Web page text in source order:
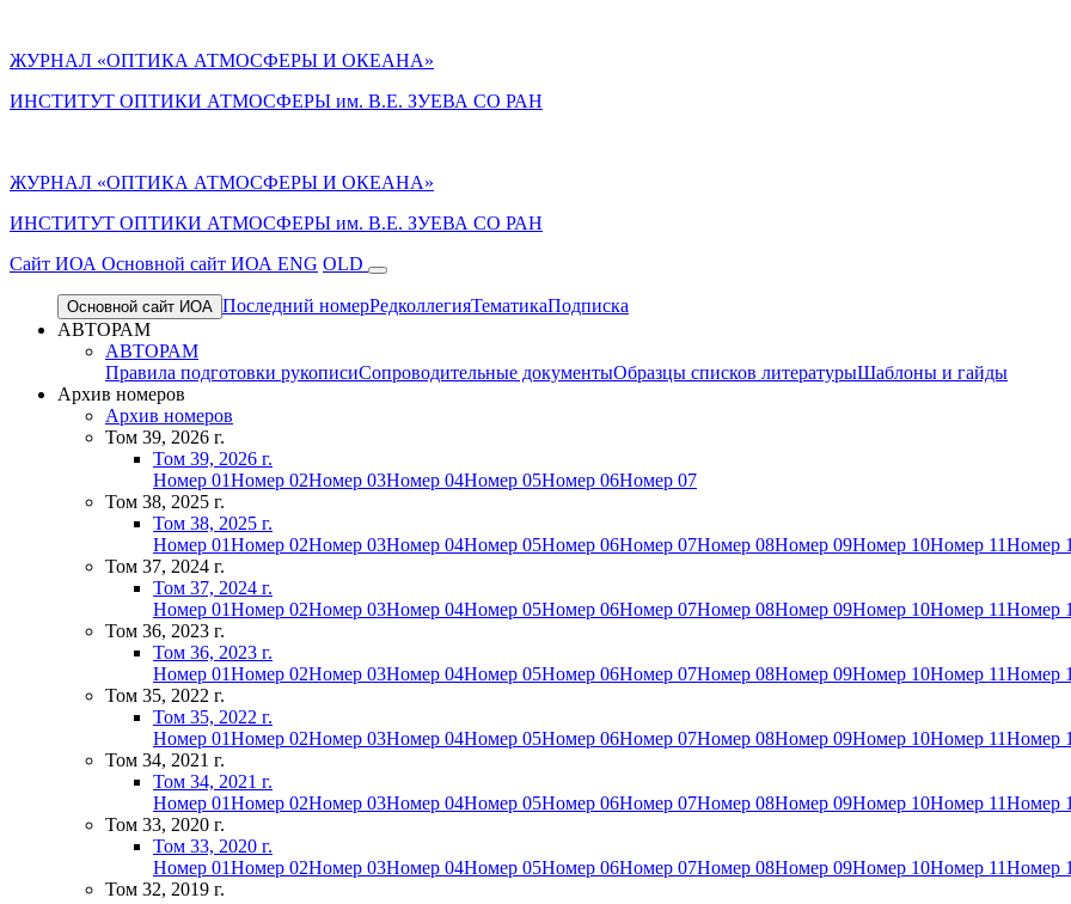
ЖУРНАЛ «ОПТИКА АТМОСФЕРЫ И ОКЕАНА»
ИНСТИТУТ ОПТИКИ АТМОСФЕРЫ им. В.Е. ЗУЕВА СО РАН
ЖУРНАЛ «ОПТИКА АТМОСФЕРЫ И ОКЕАНА»
ИНСТИТУТ ОПТИКИ АТМОСФЕРЫ им. В.Е. ЗУЕВА СО РАН
Cайт ИОА Основной сайт ИОА ENG OLD
Основной сайт ИОА Последний номерРедколлегияТематикаПодписка
АВТОРАМ
АВТОРАМ
Правила подготовки рукописиСопроводительные документыОбразцы списков литературыШаблоны и гайды
Архив номеров
Архив номеров
Том 39, 2026 г.
Том 39, 2026 г.
Номер 01Номер 02Номер 03Номер 04Номер 05Номер 06Номер 07
Том 38, 2025 г.
Том 38, 2025 г.
Номер 01Номер 02Номер 03Номер 04Номер 05Номер 06Номер 07Номер 08Номер 09Номер 10Номер 11Номер
Том 37, 2024 г.
Том 37, 2024 г.
Номер 01Номер 02Номер 03Номер 04Номер 05Номер 06Номер 07Номер 08Номер 09Номер 10Номер 11Номер
Том 36, 2023 г.
Том 36, 2023 г.
Номер 01Номер 02Номер 03Номер 04Номер 05Номер 06Номер 07Номер 08Номер 09Номер 10Номер 11Номер
Том 35, 2022 г.
Том 35, 2022 г.
Номер 01Номер 02Номер 03Номер 04Номер 05Номер 06Номер 07Номер 08Номер 09Номер 10Номер 11Номер
Том 34, 2021 г.
Том 34, 2021 г.
Номер 01Номер 02Номер 03Номер 04Номер 05Номер 06Номер 07Номер 08Номер 09Номер 10Номер 11Номер
Том 33, 2020 г.
Том 33, 2020 г.
Номер 01Номер 02Номер 03Номер 04Номер 05Номер 06Номер 07Номер 08Номер 09Номер 10Номер 11Номер
Том 32, 2019 г.